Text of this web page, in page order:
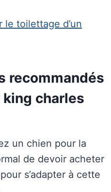
le toilettage d’un
recommandés
charles
un chien pour la
de devoir acheter
s’adapter à cette